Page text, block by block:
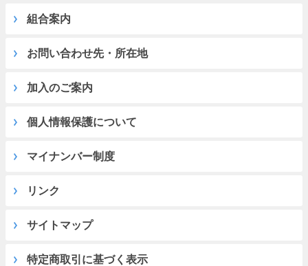
組合案内
お問い合わせ先・所在地
加入のご案内
個人情報保護について
マイナンバー制度
リンク
サイトマップ
特定商取引に基づく表示